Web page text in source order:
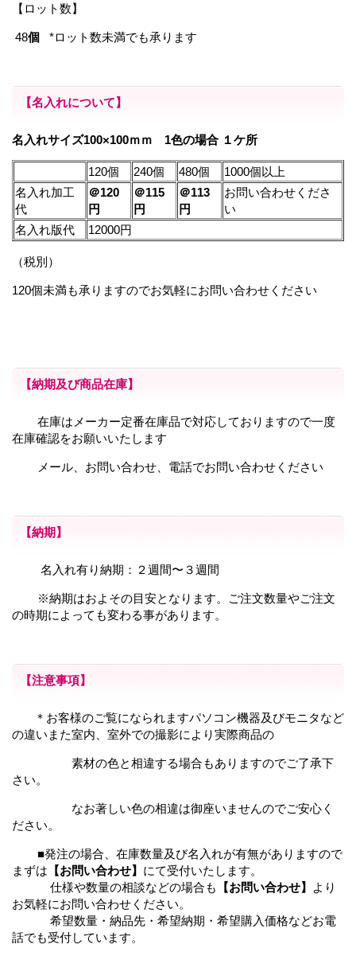
【ロット数】
48個 *ロット数未満でも承ります
【名入れについて】
名入れサイズ100×100ｍｍ 1色の場合 １ケ所
120個 240個 480個
1000個以上
名入れ加工
代
＠120
円
＠115
円
＠113
円
お問い合わせくださ
い
名入れ版代
12000円
（税別）
120個未満も承りますのでお気軽にお問い合わせください
【納期及び商品在庫】
在庫はメーカー定番在庫品で対応しておりますので一度
在庫確認をお願いいたします
メール、お問い合わせ、電話でお問い合わせください
【納期】
名入れ有り納期：２週間〜３週間
※納期はおよその目安となります。ご注文数量やご注文
の時期によっても変わる事があります。
【注意事項】
＊お客様のご覧になられますパソコン機器及びモニタなど
の違いまた室内、室外での撮影により実際商品の
素材の色と相違する場合もありますのでご了承下
さい。
なお著しい色の相違は御座いませんのでご安心く
ださい。
■発注の場合、在庫数量及び名入れが有無がありますので
まずは 【お問い合わせ】 にて受付いたします。
仕様や数量の相談などの場合も
【お問い合わせ】
より
お気軽にお問い合わせください。
希望数量・納品先・希望納期・希望購入価格などお電
話でも受付しています。